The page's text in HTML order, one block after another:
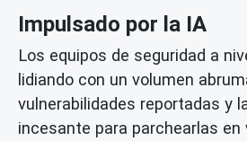
Impulsado por la IA
Los equipos de seguridad a
lidiando con un volumen
vulnerabilidades reportadas y
incesante para parchearlas en